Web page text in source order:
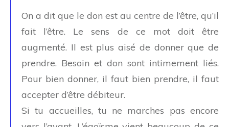
On a dit que le don est au centre de l’être, qu’il
fait l’être. Le sens de ce mot doit être
augmenté. Il est plus aisé de donner que de
prendre. Besoin et don sont intimement liés.
Pour bien donner, il faut bien prendre, il faut
accepter d’être débiteur.
Si tu accueilles, tu ne marches pas encore